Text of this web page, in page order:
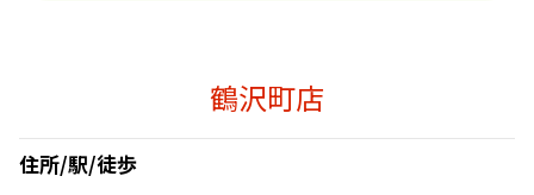
鶴沢町店
住所/駅/徒歩